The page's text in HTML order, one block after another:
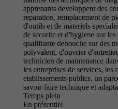
apprenants developpent des
reparation, remplacement de
d'outils et de materiels
de securite et d'hygiene sur
qualifiante debouche sur des
polyvalent, d'ouvrier
technicien de maintenance
les entreprises de services, les
etablissements publics. un
savoir-faire technique et
Temps plein
En présentiel